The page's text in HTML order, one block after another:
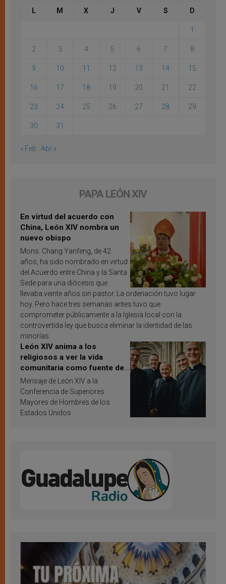
L M X J V S D
1
2 3 4 5 6 7 8
9 10 11 12 13 14 15
16 17 18 19 20 21 22
23 24 25 26 27 28 29
30 31
« Feb Abr »
PAPA LEÓN XIV
En virtud del acuerdo con
China, León XIV nombra un
nuevo obispo
Mons. Chang Yanfeng, de 42
años, ha sido nombrado en virtud
del Acuerdo entre China y la Santa
Sede para una diócesis que
llevaba veinte años sin pastor. La ordenación tuvo lugar
hoy. Pero hace tres semanas antes tuvo que
comprometer públicamente a la Iglesia local con la
controvertida ley que busca eliminar la identidad de las
minorías.
León XIV anima a los
religiosos a ver la vida
comunitaria como fuente de
inspiración y santificación
Mensaje de León XIV a la
Conferencia de Superiores
Mayores de Hombres de los
Estados Unidos